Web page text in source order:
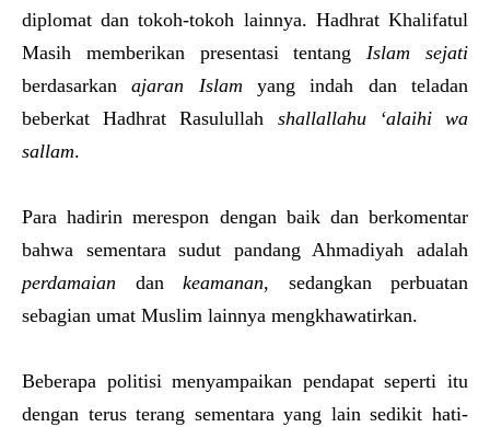
diplomat dan tokoh-tokoh lainnya. Hadhrat Khalifatul
Masih memberikan presentasi tentangIslam sejati
berdasarkanajaran Islam yang indah dan teladan
beberkat Hadhrat Rasulullah shallallahu ‘alaihi wa
sallam.
Para hadirin merespon dengan baik dan berkomentar
bahwa sementara sudut pandang Ahmadiyah adalah
perdamaian dan keamanan, sedangkan perbuatan
sebagian umat Muslim lainnya mengkhawatirkan.
Beberapa politisi menyampaikan pendapat seperti itu
dengan terus terang sementara yang lain sedikit hati-